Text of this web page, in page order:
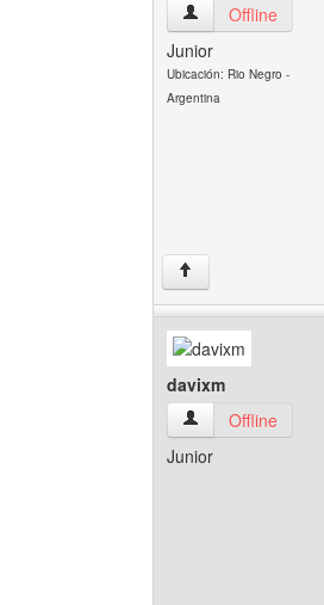
animetemplates
Offline
Junior
Ubicación: Rio Negro -
Argentina
↑
davixm
davixm Ver perfil
Offline
Junior